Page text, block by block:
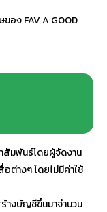
อง FAV A GOOD
าสัมพันธ์โดยผู้จัดงาน
ต่างๆ โดยไม่มีค่าใช้
างบัญชีขึ้นมาจำนวน